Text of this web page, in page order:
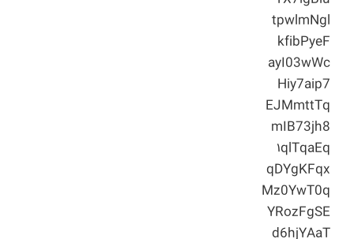
tpwlmNgl
kfibPyeF
ayI03wWc
Hiy7aip7
EJMmttTq
mIB73jh8
۱qlTqaEq
qDYgKFqx
Mz0YwT0q
YRozFgSE
d6hjYAaT